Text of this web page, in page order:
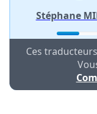
Stéphane
Ces